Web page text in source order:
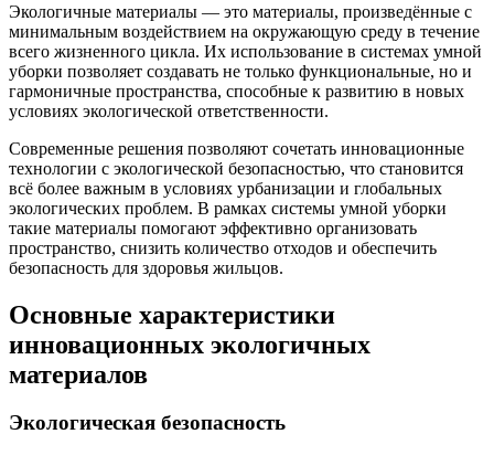
Экологичные материалы — это материалы, произведённые с
минимальным воздействием на окружающую среду в течение
всего жизненного цикла. Их использование в системах умной
уборки позволяет создавать не только функциональные, но и
гармоничные пространства, способные к развитию в новых
условиях экологической ответственности.
Современные решения позволяют сочетать инновационные
технологии с экологической безопасностью, что становится
всё более важным в условиях урбанизации и глобальных
экологических проблем. В рамках системы умной уборки
такие материалы помогают эффективно организовать
пространство, снизить количество отходов и обеспечить
безопасность для здоровья жильцов.
Основные характеристики
инновационных экологичных
материалов
Экологическая безопасность